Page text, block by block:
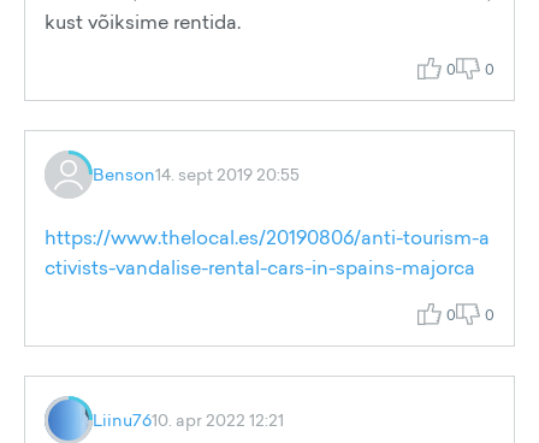
kust võiksime rentida.
0 0
Benson14. sept 2019 20:55
https://www.thelocal.es/20190806/anti-tourism-a
ctivists-vandalise-rental-cars-in-spains-majorca
0 0
Liinu7610. apr 2022 12:21